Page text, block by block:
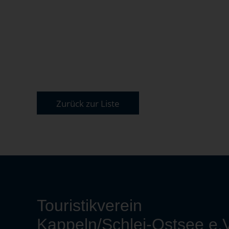
Zurück zur Liste
Touristikverein
Kappeln/Schlei-Ostsee